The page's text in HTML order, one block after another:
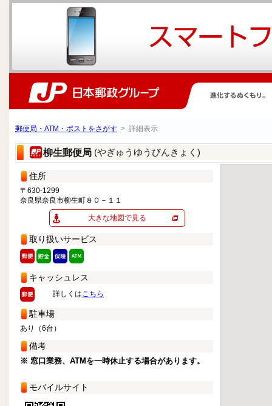
郵便局・ATM・ポストをさがす > 詳細表示
柳生郵便局 (やぎゅうゆうびんきょく)
住所
〒630-1299
奈良県奈良市柳生町８０－１１
大きな地図で見る
取り扱いサービス
キャッシュレス
詳しくはこちら
駐車場
あり（6台）
備考
※ 窓口業務、ATMを一時休止する場合があります。
モバイルサイト